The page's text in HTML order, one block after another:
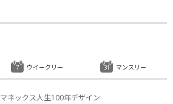
マネックス人生100年デザイン
ウイークリー マンスリー